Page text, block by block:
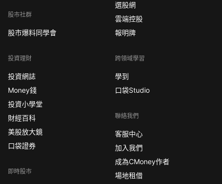
股市社群
股市爆料同學會
投資理財
投資網誌
Money錢
投資小學堂
財經百科
美股放大鏡
口袋證券
即時股市
選股網
雲端控股
報明牌
跨領域學習
學到
口袋Studio
聯絡我們
客服中心
加入我們
成為CMoney作者
場地租借